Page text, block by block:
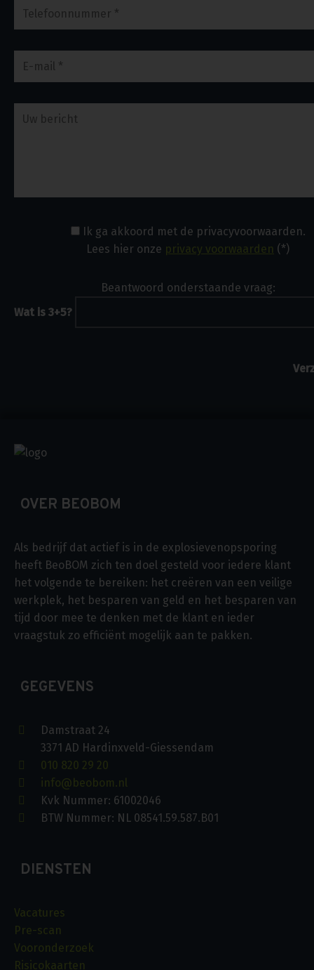
Ik ga akkoord met de privacyvoorwaarden.
Lees hier onze privacy voorwaarden (*)
Beantwoord onderstaande vraag:
Wat is 3+5?
OVER BEOBOM
Als bedrijf dat actief is in de explosievenopsporing
heeft BeoBOM zich ten doel gesteld voor iedere klant
het volgende te bereiken: het creëren van een veilige
werkplek, het besparen van geld en het besparen van
tijd door mee te denken met de klant en ieder
vraagstuk zo efficiënt mogelijk aan te pakken.
GEGEVENS
Damstraat 24
3371 AD Hardinxveld-Giessendam
010 820 29 20
info@beobom.nl
Kvk Nummer: 61002046
BTW Nummer: NL 08541.59.587.B01
DIENSTEN
Vacatures
Pre-scan
Vooronderzoek
Risicokaarten